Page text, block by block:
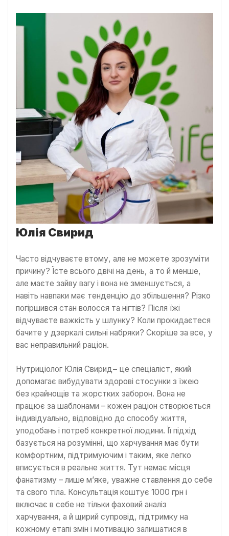
Юлія Свирид
Часто відчуваєте втому, але не можете зрозуміти
причину? Їсте всього двічі на день, а то й менше,
але маєте зайву вагу і вона не зменшується, а
навіть навпаки має тенденцію до збільшення? Різко
погіршився стан волосся та нігтів? Після їжі
відчуваєте важкість у шлунку? Коли прокидаєтеся
бачите у дзеркалі сильні набряки? Скоріше за все, у
вас неправильний раціон.
Нутриціолог Юлія Свирид− це спеціаліст, який
допомагає вибудувати здорові стосунки з їжею
без крайнощів та жорстких заборон. Вона не
працює за шаблонами – кожен раціон створюється
індивідуально, відповідно до способу життя,
уподобань і потреб конкретної людини. Її підхід
базується на розумінні, що харчування має бути
комфортним, підтримуючим і таким, яке легко
вписується в реальне життя. Тут немає місця
фанатизму – лише м’яке, уважне ставлення до себе
та свого тіла. Консультація коштує 1000 грн і
включає в себе не тільки фаховий аналіз
харчування, а й щирий супровід, підтримку на
кожному етапі змін і мотивацію залишатися в